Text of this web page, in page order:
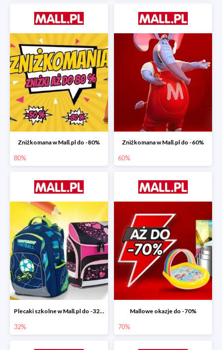
Zniżkomana w Mall.pl do -80%
80%
Zniżkomana w Mall.pl do -60%
60%
Plecaki szkolne w Mall.pl do -32%
32%
Mallowe okazje do -70%
70%